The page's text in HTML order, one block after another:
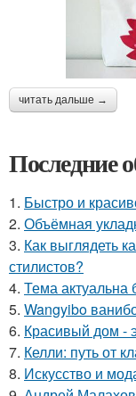
читать дальше →
Последние
1. Быстро и
2. Объёмная
3. Как выглядеть
стилистов?
4. Тема актуальна
5. Wangyibo
6. Красивый дом -
7. Келли: путь от
8. Искусство и